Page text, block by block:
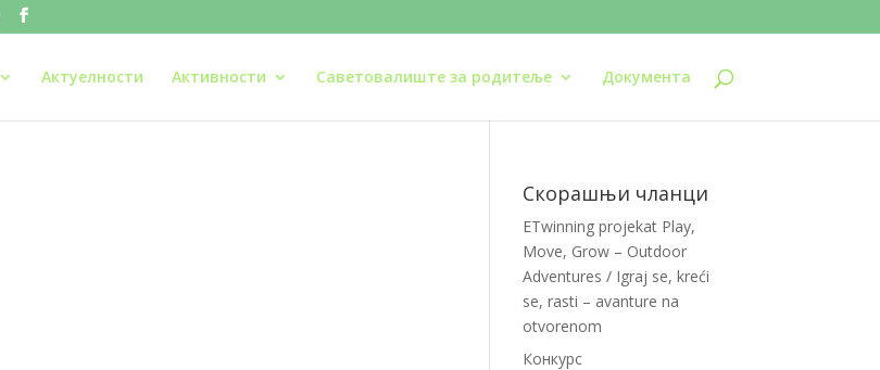
Актуелности Aктивности Саветовалиште за родитеље Документа
Скорашњи чланци
ETwinning projekat Play,
Move, Grow – Outdoor
Adventures / Igraj se, kreći
se, rasti – avanture na
otvorenom
Конкурс